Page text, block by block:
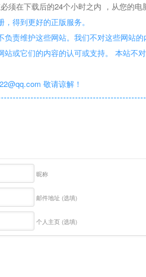
须在下载后的24个小时之内 ，从您的电
得到更好的正版服务。
责维护这些网站。我们不对这些网站的
或它们的内容的认可或支持。 本站不
敬请谅解！
昵称
邮件地址 (选填)
个人主页 (选填)